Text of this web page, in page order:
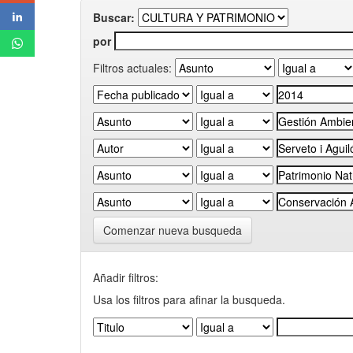
Buscar:
por
Filtros actuales:
Comenzar nueva busqueda
Añadir filtros:
Usa los filtros para afinar la busqueda.